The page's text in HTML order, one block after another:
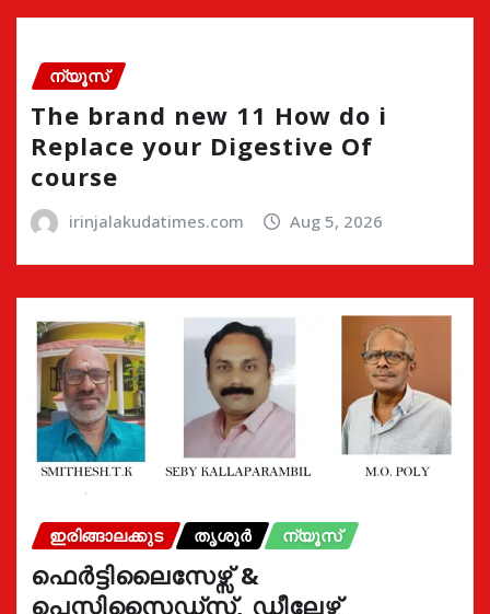
ന്യൂസ്
The brand new 11 How do i
Replace your Digestive Of
course
irinjalakudatimes.com Aug 5, 2026
ഇരിങ്ങാലക്കുട തൃശൂർ ന്യൂസ്
ഫെർട്ടിലൈസേഴ്സ് &
പെസ്റ്റിസൈഡ്സ്, ഡീലേഴ്സ്